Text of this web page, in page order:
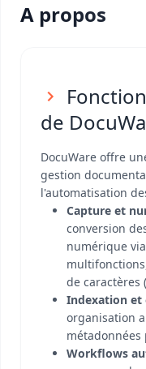
A propos
de
DocuWare offre
gestion
l'automatisation
Capture et
conversion
numérique
de caractères
Indexation et
organisation
métadonnées
Workflows